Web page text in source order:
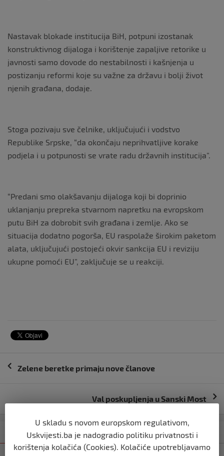
Nastavak blokade institucija BiH, potpuni izostanak
konstruktivnog dijaloga i korištenje zapaljive retorike u
javnosti samo dovode do nestabilnosti i kašnjenja u
postizanju reformi koje su važne za državu i bolji život
njenih građana, dodaje.
Stoga pozivaju sve čelnike, uključujući i vodstvo
Republike Srpske, “da okončaju neprihvatljive korake
podjela i u potpunosti se vrate radu državnih institucija”.
“Predani smo olakšavanju dijaloga koji bi doprinio
uklanjanju prepreka stvarnom napretku na evropskom
putu BiH za dobrobit svih građana i zemlje. Ako se
situacija dodatno pogorša, EU raspolaže širokim paketom
alata, uključujući postojeći okvir sankcija EU i reviziju
ukupne pomoći EU”, zaključuje se u reakciji.
Navigacija
Zelene beretke primaju nove članove
Val poskupljenja u Sanski Most
Kategorija Najnovije Najčitanije
U skladu s novom europskom regulativom,
Uskvijesti.ba je nadogradio politiku privatnosti i
korištenja kolačića (Cookies). Kolačiće upotrebljavamo